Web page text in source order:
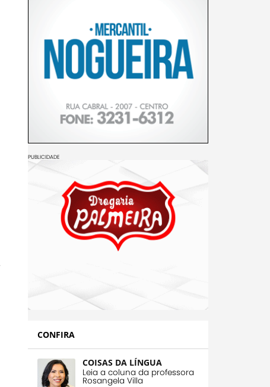
PUBLICIDADE
CONFIRA
COISAS DA LÍNGUA
Leia a coluna da professora
Rosangela Villa